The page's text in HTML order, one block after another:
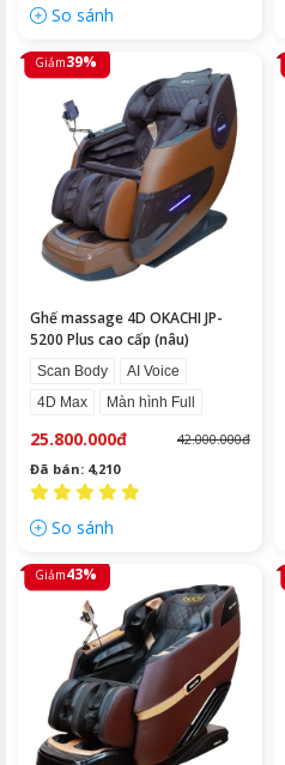
So sánh
Giảm39%
Ghế massage 4D OKACHI JP-
5200 Plus cao cấp (nâu)
Scan Body
AI Voice
4D Max
Màn hình Full
25.800.000đ
42.000.000đ
Đã bán: 4,210
So sánh
Giảm43%